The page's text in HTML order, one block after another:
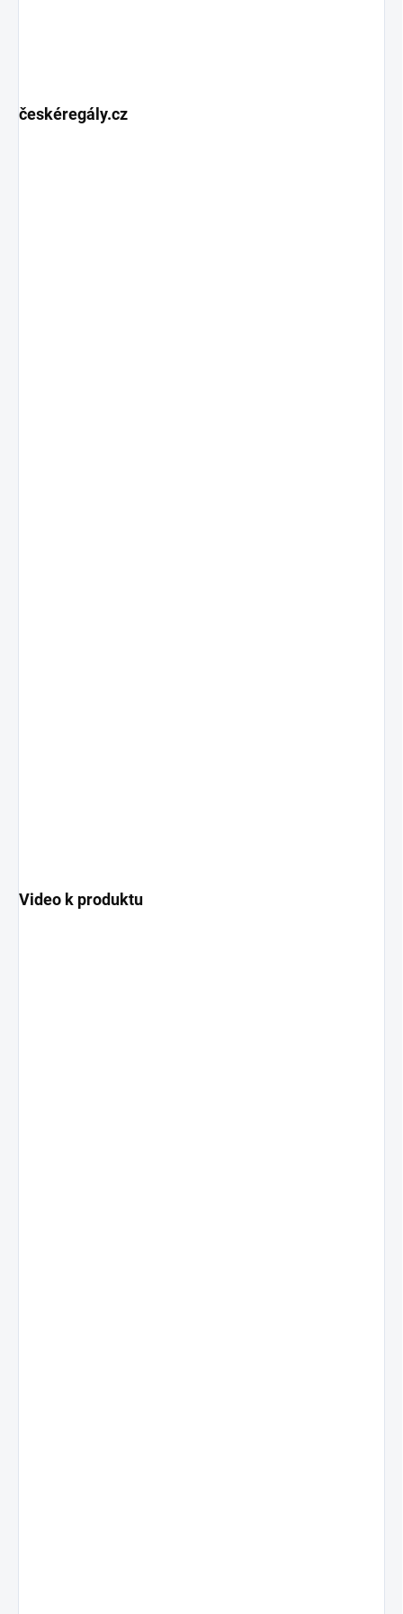
českéregály.cz
Video k produktu